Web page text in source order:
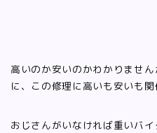
高いのか安いのかわかりませ
に、この修理に高いも安いも関
おじさんがいなければ重いバ